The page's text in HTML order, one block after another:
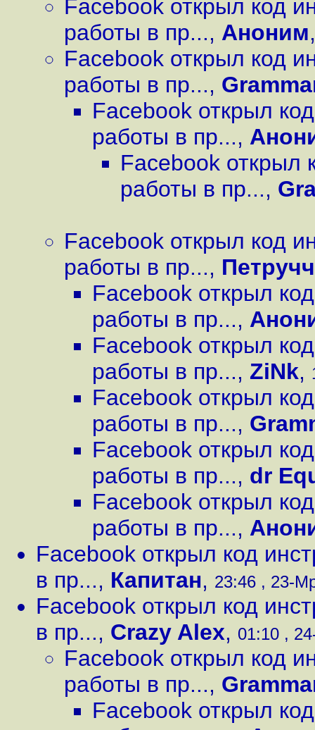
Facebook открыл код
работы в пр..., Аноним
Facebook открыл код
работы в пр...,
Facebook открыл
работы в пр...,
Facebook открыл
работы в пр...,
Facebook открыл код
работы в пр...,
Facebook открыл
работы в пр...,
Facebook открыл
работы в пр..., ZiNk,
Facebook открыл
работы в пр...,
Facebook открыл
работы в пр..., dr
Facebook открыл
работы в пр...,
Facebook открыл код
в пр..., Капитан, 23:46 , 23-
Facebook открыл код
в пр..., Crazy Alex, 01:10 ,
Facebook открыл код
работы в пр...,
Facebook открыл